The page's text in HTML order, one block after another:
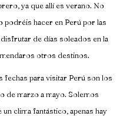
ya que allí es verano. No
podréis hacer en Perú por las
de días soleados en la
otros destinos.
fechas para visitar Perú son los
de marzo a mayo. Solemos
clima fantástico, apenas hay